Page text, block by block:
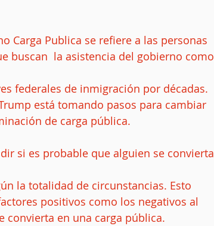
Carga Publica se refiere a las personas
buscan  la asistencia del gobierno como
federales de inmigración por décadas.
está tomando pasos para cambiar
de carga pública.
si es probable que alguien se convierta
la totalidad de circunstancias. Esto
positivos como los negativos al
en una carga pública.